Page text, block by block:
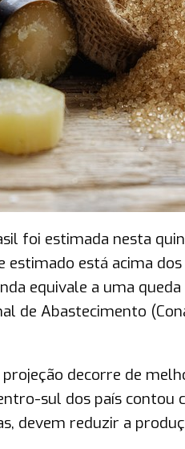
foi estimada nesta
estimado está acima
equivale a uma
de Abastecimento
decorre de
sul dos país contou
devem reduzir a